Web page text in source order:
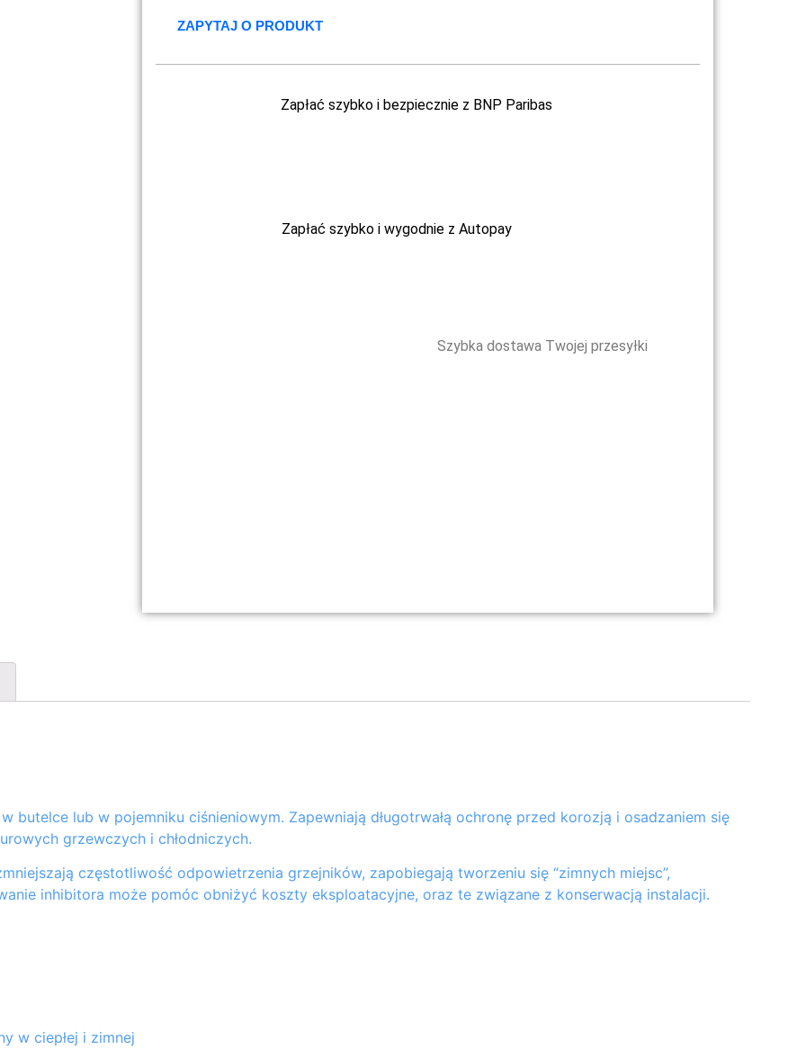
ZAPYTAJ O PRODUKT
Zapłać szybko i bezpiecznie z BNP Paribas
Zapłać szybko i wygodnie z Autopay
Szybka dostawa Twojej przesyłki
butelce lub w pojemniku ciśnieniowym. Zapewniają długotrwałą ochronę przed korozją i osadzaniem się
grzewczych i chłodniczych.
częstotliwość odpowietrzenia grzejników, zapobiegają tworzeniu się “zimnych miejsc”,
inhibitora może pomóc obniżyć koszty eksploatacyjne, oraz te związane z konserwacją instalacji.
w ciepłej i zimnej